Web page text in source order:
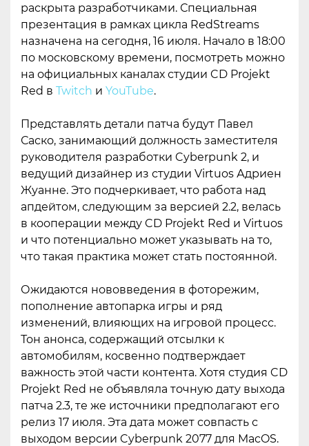
раскрыта разработчиками. Специальная
презентация в рамках цикла RedStreams
назначена на сегодня, 16 июля. Начало в 18:00
по московскому времени, посмотреть можно
на официальных каналах студии CD Projekt
Red в Twitch и YouTube.
Представлять детали патча будут Павел
Саско, занимающий должность заместителя
руководителя разработки Cyberpunk 2, и
ведущий дизайнер из студии Virtuos Адриен
Жуанне. Это подчеркивает, что работа над
апдейтом, следующим за версией 2.2, велась
в кооперации между CD Projekt Red и Virtuos
и что потенциально может указывать на то,
что такая практика может стать постоянной.
Ожидаются нововведения в фоторежим,
пополнение автопарка игры и ряд
изменений, влияющих на игровой процесс.
Тон анонса, содержащий отсылки к
автомобилям, косвенно подтверждает
важность этой части контента. Хотя студия CD
Projekt Red не объявляла точную дату выхода
патча 2.3, те же источники предполагают его
релиз 17 июля. Эта дата может совпасть с
выходом версии Cyberpunk 2077 для MacOS.